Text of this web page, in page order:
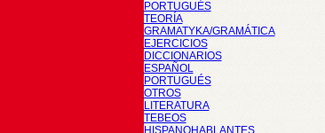
PORTUGUÉS
TEORÍA
GRAMATYKA/GRAMÁTICA
EJERCICIOS
DICCIONARIOS
ESPAÑOL
PORTUGUÉS
OTROS
LITERATURA
TEBEOS
HISPANOHABLANTES